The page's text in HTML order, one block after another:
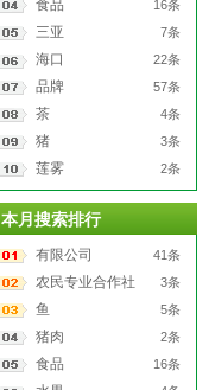
16条
食品
7条
三亚
22条
海口
57条
品牌
4条
茶
3条
猪
2条
莲雾
本月搜索排行
41条
有限公司
3条
农民专业合作社
5条
鱼
2条
猪肉
16条
食品